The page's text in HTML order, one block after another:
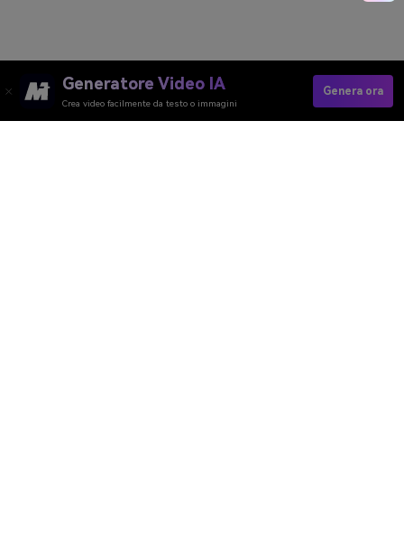
Generatore Video IA
Crea video facilmente da testo o immagini
Genera ora